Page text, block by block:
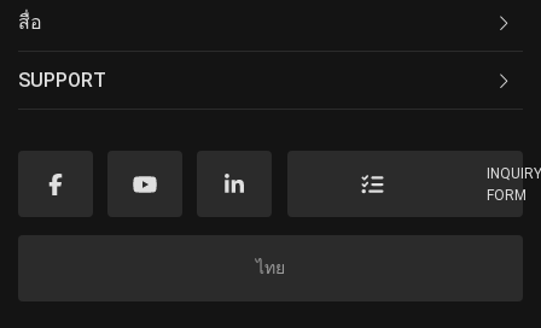
สื่อ
SUPPORT
FORM
ไทย